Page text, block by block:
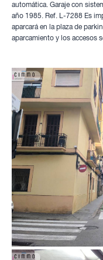
automática. Garaje con
año 1985. Ref. L-7288 Es
aparcará en la plaza de
aparcamiento y los accesos